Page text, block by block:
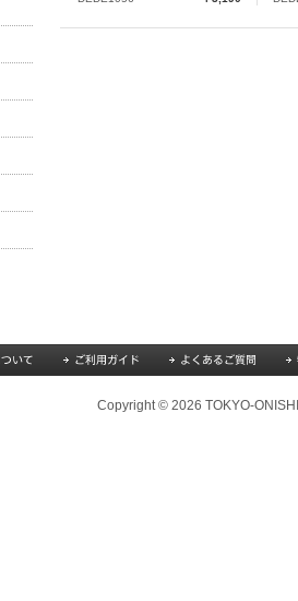
Copyright © 2026 TOKYO-